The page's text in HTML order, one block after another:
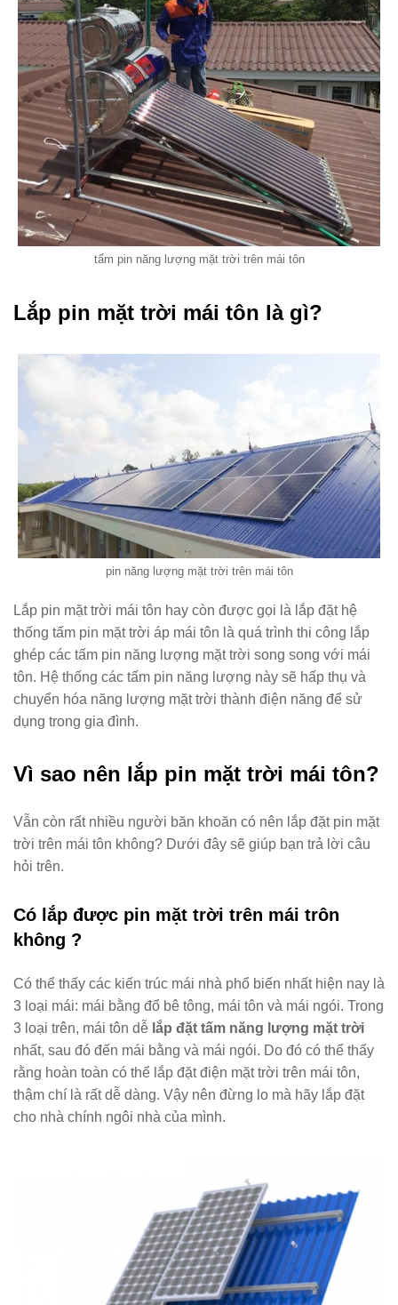
tấm pin năng lượng mặt trời trên mái tôn
Lắp pin mặt trời mái tôn là gì?
pin năng lượng mặt trời trên mái tôn
Lắp pin mặt trời mái tôn hay còn được gọi là lắp đặt hệ
thống tấm pin mặt trời áp mái tôn là quá trình thi công lắp
ghép các tấm pin năng lượng mặt trời song song với mái
tôn. Hệ thống các tấm pin năng lượng này sẽ hấp thụ và
chuyển hóa năng lượng mặt trời thành điện năng để sử
dụng trong gia đình.
Vì sao nên lắp pin mặt trời mái tôn?
Vẫn còn rất nhiều người băn khoăn có nên lắp đặt pin mặt
trời trên mái tôn không? Dưới đây sẽ giúp bạn trả lời câu
hỏi trên.
Có lắp được pin mặt trời trên mái trôn
không ?
Có thể thấy các kiến trúc mái nhà phổ biến nhất hiện nay là
3 loại mái: mái bằng đổ bê tông, mái tôn và mái ngói. Trong
3 loại trên, mái tôn dễ lắp đặt tấm năng lượng mặt trời
nhất, sau đó đến mái bằng và mái ngói. Do đó có thể thấy
rằng hoàn toàn có thể lắp đặt điện mặt trời trên mái tôn,
thậm chí là rất dễ dàng. Vậy nên đừng lo mà hãy lắp đặt
cho nhà chính ngôi nhà của mình.